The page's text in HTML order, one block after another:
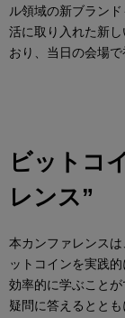
ル領域の新ブラン
活に取り入れた新
おり、当日の会場で
ビットコ
レンス”
本カンファレンス
ットコインを実践
効率的に学ぶこと
疑問に答えるとと